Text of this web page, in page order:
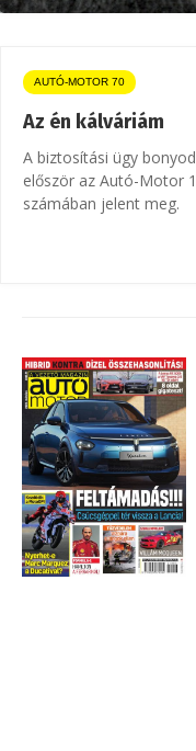
AUTÓ-MOTOR 70
Az én kálváriám
A biztosítási ügy
először az Autó-Motor
számában jelent meg.